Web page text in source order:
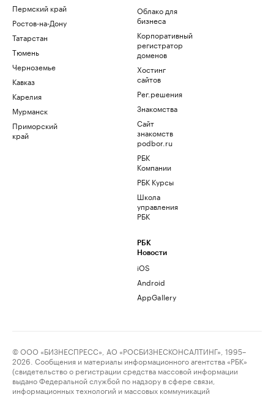
Пермский край
Ростов-на-Дону
Татарстан
Тюмень
Черноземье
Кавказ
Карелия
Мурманск
Приморский
край
Облако для
бизнеса
Корпоративный
регистратор
доменов
Хостинг
сайтов
Рег.решения
Знакомства
Сайт
знакомств
podbor.ru
РБК
Компании
РБК Курсы
Школа
управления
РБК
РБК
Новости
iOS
Android
AppGallery
© ООО «БИЗНЕСПРЕСС», АО «РОСБИЗНЕСКОНСАЛТИНГ», 1995–
2026. Сообщения и материалы информационного агентства «РБК»
(свидетельство о регистрации средства массовой информации
выдано Федеральной службой по надзору в сфере связи,
информационных технологий и массовых коммуникаций